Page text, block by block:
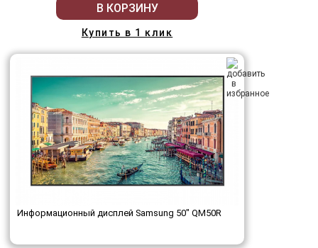
В КОРЗИНУ
Купить в 1 клик
Информационный дисплей Samsung 50" QM50R